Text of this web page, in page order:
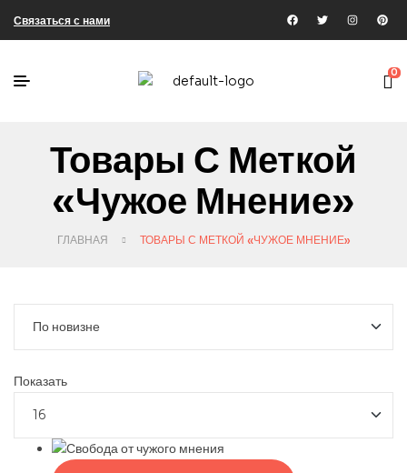
Связаться с нами
0
Товары С Меткой
«чужое Мнение»
ГЛАВНАЯ ТОВАРЫ С МЕТКОЙ «ЧУЖОЕ МНЕНИЕ»
Показать